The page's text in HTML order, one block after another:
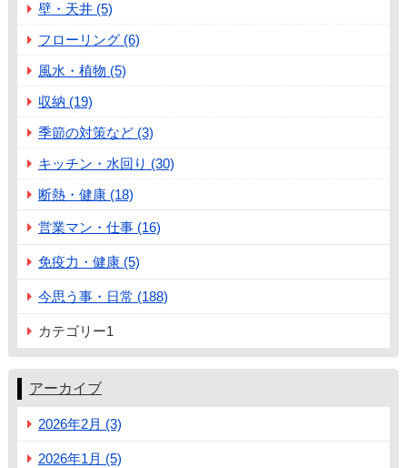
壁・天井 (5)
フローリング (6)
風水・植物 (5)
収納 (19)
季節の対策など (3)
キッチン・水回り (30)
断熱・健康 (18)
営業マン・仕事 (16)
免疫力・健康 (5)
今思う事・日常 (188)
カテゴリー1
アーカイブ
2026年2月 (3)
2026年1月 (5)